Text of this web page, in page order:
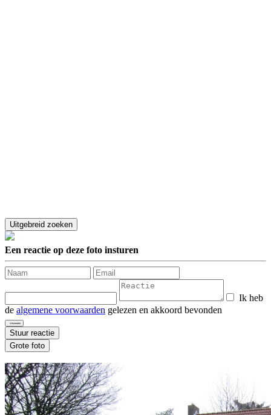
Een reactie op deze foto insturen
Ik heb
de algemene voorwaarden gelezen en akkoord bevonden